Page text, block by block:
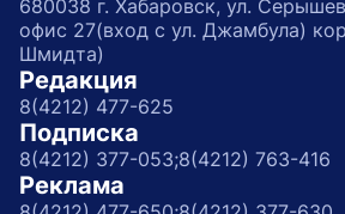
680038 г. Хабаровск, ул.
офис 27(вход с ул. Джамбула)
Шмидта)
Редакция
8(4212) 477-625
Подписка
8(4212) 377-053;8(4212) 763-416
Реклама